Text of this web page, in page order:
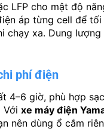
LFP cho mật độ
áp từng cell để
chạy xa. Dung
phí điện
4–6 giờ, phù hợp
Với xe máy điện
nên dùng ổ cắm